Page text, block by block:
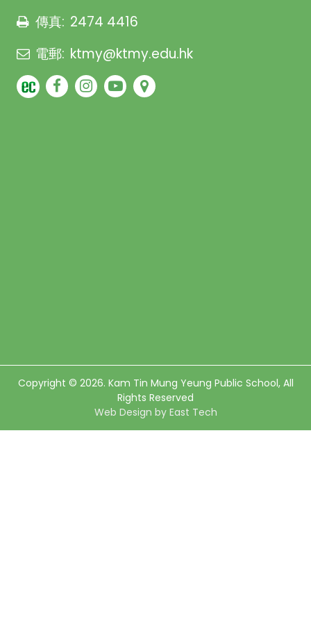
傳真: 2474 4416
電郵: ktmy@ktmy.edu.hk
Copyright © 2026. Kam Tin Mung Yeung Public School, All
Rights Reserved
Web Design by East Tech